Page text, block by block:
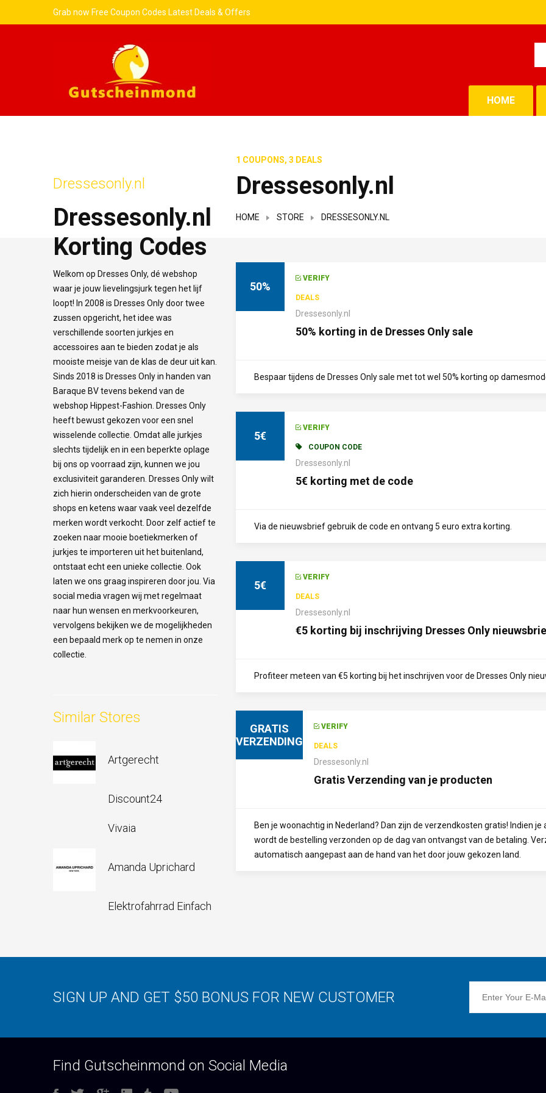
Grab now Free Coupon Codes Latest Deals & Offers
HOME
1 COUPONS, 3 DEALS
Dressesonly.nl
HOME STORE DRESSESONLY.NL
50%
VERIFY
DEALS
Dressesonly.nl
50% korting in de Dresses Only sale
Bespaar tijdens de Dresses Only sale met tot wel 50% korting op
5€
VERIFY
COUPON CODE
Dressesonly.nl
5€ korting met de code
Via de nieuwsbrief gebruik de code en ontvang 5 euro extra korting.
5€
VERIFY
DEALS
Dressesonly.nl
€5 korting bij inschrijving Dresses Only
Profiteer meteen van €5 korting bij het inschrijven voor de Dresses Only
GRATIS
VERZENDING
VERIFY
DEALS
Dressesonly.nl
Gratis Verzending van je producten
Ben je woonachtig in Nederland? Dan zijn de verzendkosten gratis! Indien
wordt de bestelling verzonden op de dag van ontvangst van de betaling.
automatisch aangepast aan de hand van het door jouw gekozen land.
Dressesonly.nl
Dressesonly.nl
Korting Codes
Welkom op Dresses Only, dé webshop
waar je jouw lievelingsjurk tegen het lijf
loopt! In 2008 is Dresses Only door twee
zussen opgericht, het idee was
verschillende soorten jurkjes en
accessoires aan te bieden zodat je als
mooiste meisje van de klas de deur uit kan.
Sinds 2018 is Dresses Only in handen van
Baraque BV tevens bekend van de
webshop Hippest-Fashion. Dresses Only
heeft bewust gekozen voor een snel
wisselende collectie. Omdat alle jurkjes
slechts tijdelijk en in een beperkte oplage
bij ons op voorraad zijn, kunnen we jou
exclusiviteit garanderen. Dresses Only wilt
zich hierin onderscheiden van de grote
shops en ketens waar vaak veel dezelfde
merken wordt verkocht. Door zelf actief te
zoeken naar mooie boetiekmerken of
jurkjes te importeren uit het buitenland,
ontstaat echt een unieke collectie. Ook
laten we ons graag inspireren door jou. Via
social media vragen wij met regelmaat
naar hun wensen en merkvoorkeuren,
vervolgens bekijken we de mogelijkheden
een bepaald merk op te nemen in onze
collectie.
Similar Stores
Artgerecht
Discount24
Vivaia
Amanda Uprichard
Elektrofahrrad Einfach
SIGN UP AND GET $50 BONUS FOR NEW CUSTOMER
Find Gutscheinmond on Social Media